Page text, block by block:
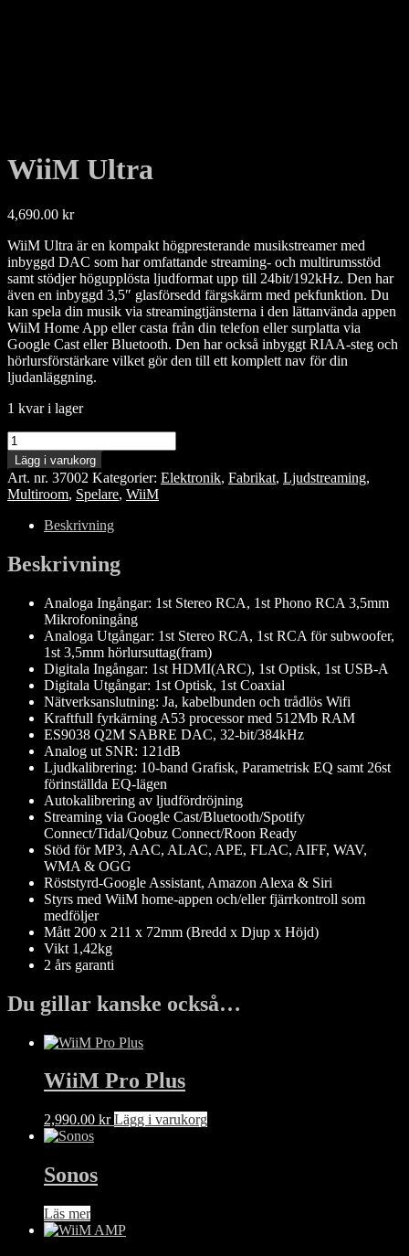
WiiM Ultra
4,690.00 kr
WiiM Ultra är en kompakt högpresterande musikstreamer med
inbyggd DAC som har omfattande streaming- och multirumsstöd
samt stödjer högupplösta ljudformat upp till 24bit/192kHz. Den har
även en inbyggd 3,5″ glasförsedd färgskärm med pekfunktion. Du
kan spela din musik via streamingtjänsterna i den lättanvända appen
WiiM Home App eller casta från din telefon eller surplatta via
Google Cast eller Bluetooth. Den har också inbyggt RIAA-steg och
hörlursförstärkare vilket gör den till ett komplett nav för din
ljudanläggning.
1 kvar i lager
WiiM
Ultra
mängd
Lägg i varukorg
Art. nr. 37002 Kategorier: Elektronik, Fabrikat, Ljudstreaming,
Multiroom, Spelare, WiiM
Beskrivning
Beskrivning
Analoga Ingångar: 1st Stereo RCA, 1st Phono RCA 3,5mm
Mikrofoningång
Analoga Utgångar: 1st Stereo RCA, 1st RCA för subwoofer,
1st 3,5mm hörlursuttag(fram)
Digitala Ingångar: 1st HDMI(ARC), 1st Optisk, 1st USB-A
Digitala Utgångar: 1st Optisk, 1st Coaxial
Nätverksanslutning: Ja, kabelbunden och trådlös Wifi
Kraftfull fyrkärning A53 processor med 512Mb RAM
ES9038 Q2M SABRE DAC, 32-bit/384kHz
Analog ut SNR: 121dB
Ljudkalibrering: 10-band Grafisk, Parametrisk EQ samt 26st
förinställda EQ-lägen
Autokalibrering av ljudfördröjning
Streaming via Google Cast/Bluetooth/Spotify
Connect/Tidal/Qobuz Connect/Roon Ready
Stöd för MP3, AAC, ALAC, APE, FLAC, AIFF, WAV,
WMA & OGG
Röststyrd-Google Assistant, Amazon Alexa & Siri
Styrs med WiiM home-appen och/eller fjärrkontroll som
medföljer
Mått 200 x 211 x 72mm (Bredd x Djup x Höjd)
Vikt 1,42kg
2 års garanti
Du gillar kanske också…
WiiM Pro Plus
2,990.00 kr Lägg i varukorg
Sonos
Läs mer